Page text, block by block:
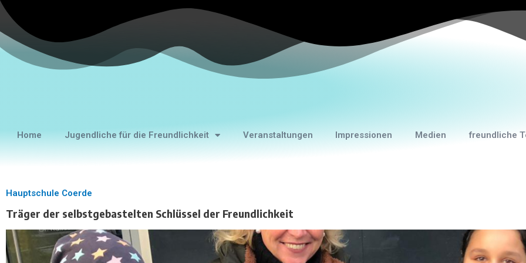
Home Jugendliche für die Freundlichkeit Veranstaltungen Impressionen Medien freundliche
Hauptschule Coerde
Träger der selbstgebastelten Schlüssel der Freundlichkeit